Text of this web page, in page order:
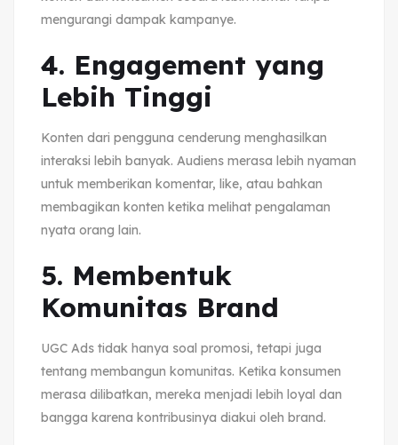
mengurangi dampak kampanye.
4. Engagement yang
Lebih Tinggi
Konten dari pengguna cenderung menghasilkan
interaksi lebih banyak. Audiens merasa lebih nyaman
untuk memberikan komentar, like, atau bahkan
membagikan konten ketika melihat pengalaman
nyata orang lain.
5. Membentuk
Komunitas Brand
UGC Ads tidak hanya soal promosi, tetapi juga
tentang membangun komunitas. Ketika konsumen
merasa dilibatkan, mereka menjadi lebih loyal dan
bangga karena kontribusinya diakui oleh brand.